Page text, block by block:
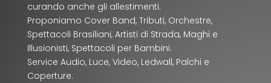
curando anche gli allestimenti.
Proponiamo Cover Band, Tributi, Orchestre,
Spettacoli Brasiliani, Artisti di Strada, Maghi e
Illusionisti, Spettacoli per Bambini.
Service Audio, Luce, Video, Ledwall, Palchi e
Coperture.